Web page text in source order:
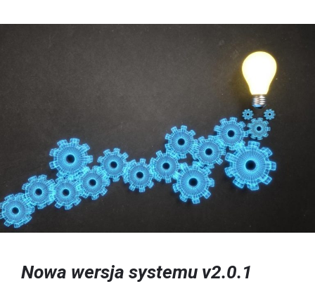
Nowa wersja systemu v2.0.1